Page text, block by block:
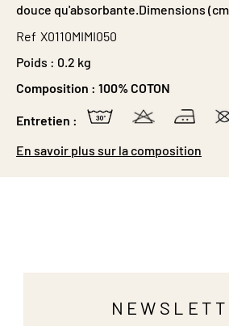
douce qu'absorbante.Dimensions
Ref X0110MIMI050
Poids : 0.2 kg
Composition : 100% COTON
Entretien :
En savoir plus sur la composition